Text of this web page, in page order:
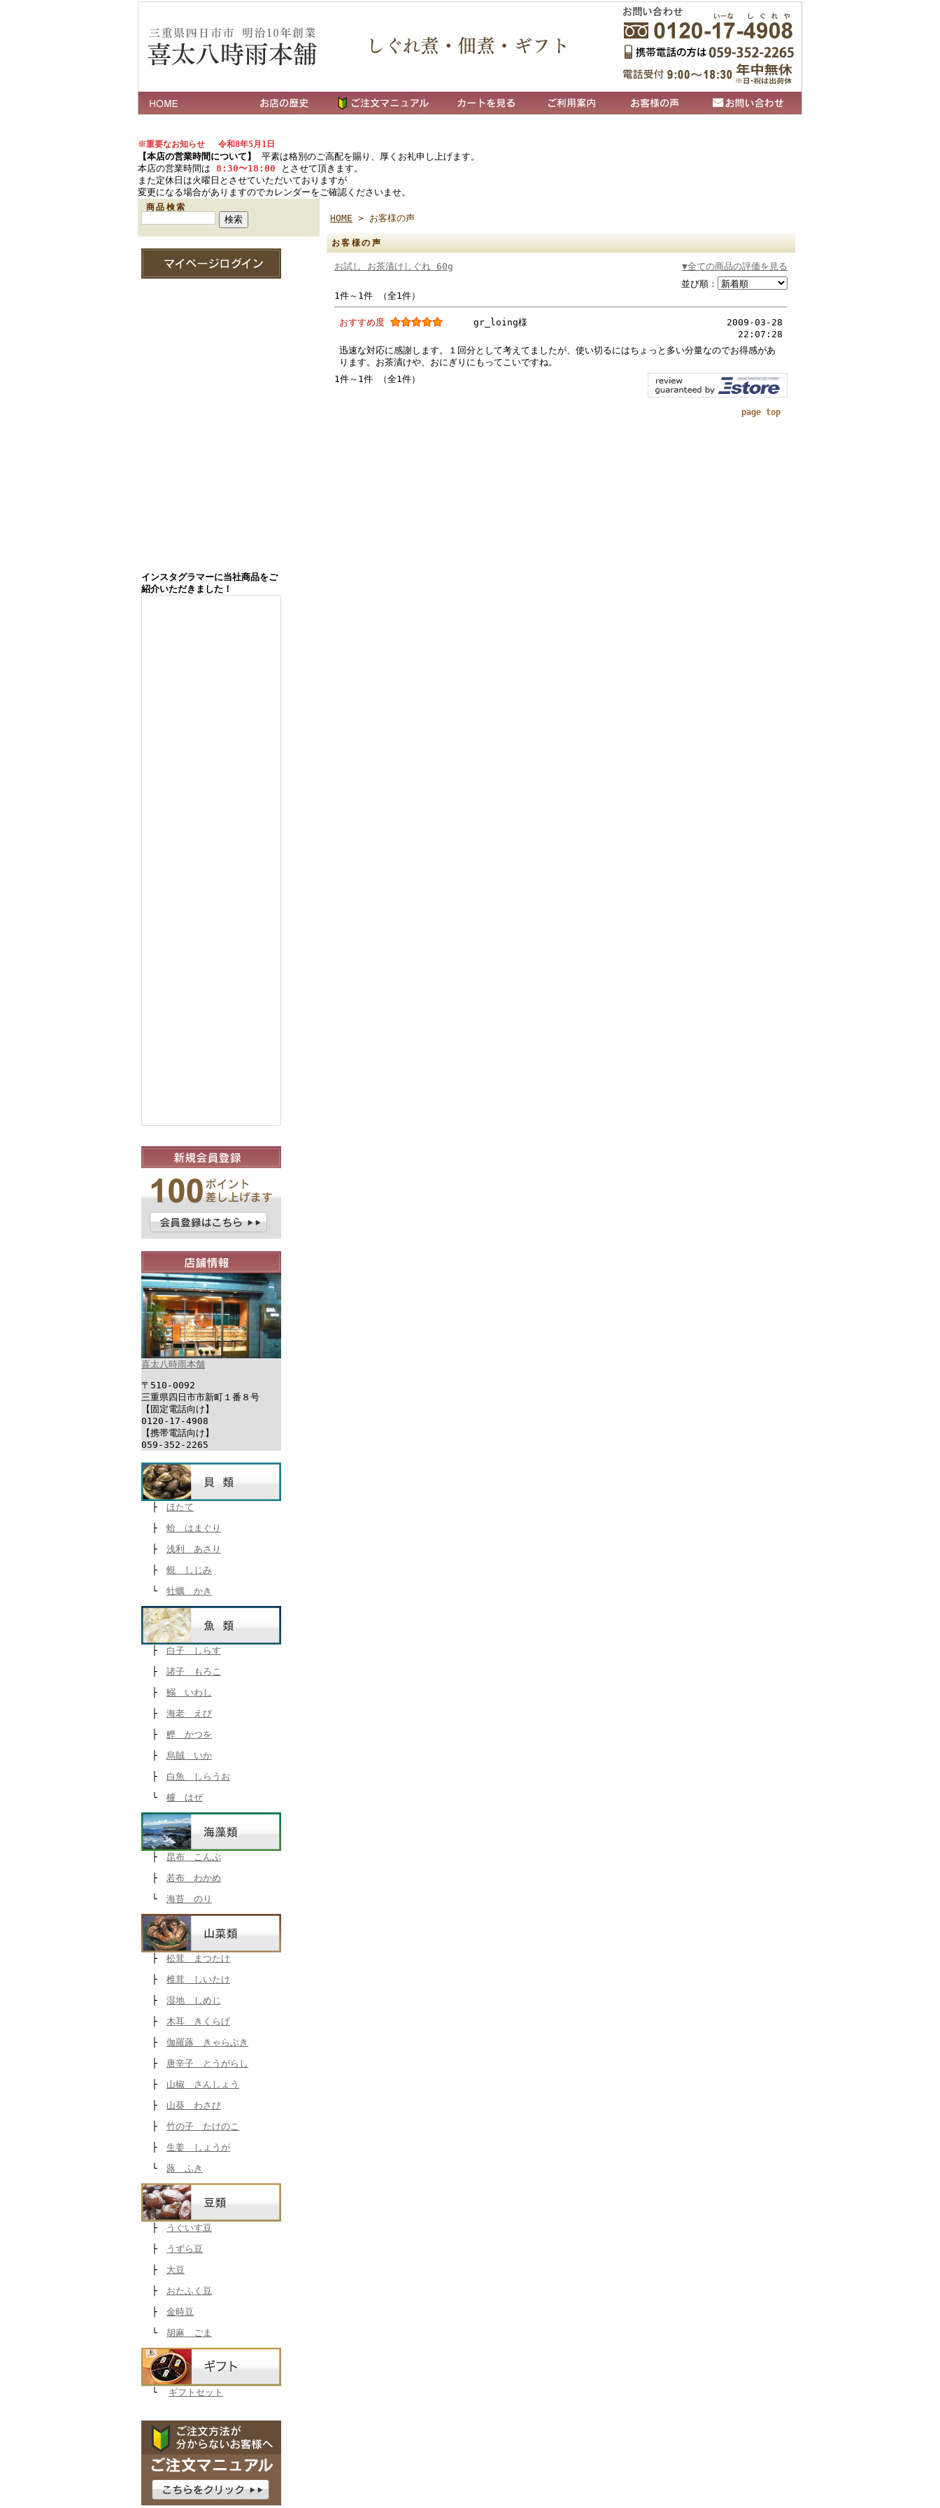
※重要なお知らせ 令和8年5月1日
【本店の営業時間について】
平素は格別のご高配を賜り、厚くお礼申し上げます。
本店の営業時間は 8:30〜18:00 とさせて頂きます。
また定休日は火曜日とさせていただいておりますが
変更になる場合がありますのでカレンダーをご確認くださいませ。
商品検索
インスタグラマーに当社商品をご
紹介いただきました！
喜太八時雨本舗
〒510-0092
三重県四日市市新町１番８号
【固定電話向け】
0120-17-4908
【携帯電話向け】
059-352-2265
├
ほたて
├
蛤 はまぐり
├
浅利 あさり
├
蜆 しじみ
└
牡蠣 かき
├
白子 しらす
├
諸子 もろこ
├
鰯 いわし
├
海老 えび
├
鰹 かつを
├
烏賊 いか
├
白魚 しらうお
└
櫨 はぜ
├
昆布 こんぶ
├
若布 わかめ
└
海苔 のり
├
松茸 まつたけ
├
椎茸 しいたけ
├
湿地 しめじ
├
木耳 きくらげ
├
伽羅蕗 きゃらぶき
├
唐辛子 とうがらし
├
山椒 さんしょう
├
山葵 わさび
├
竹の子 たけのこ
├
生姜 しょうが
└
蕗 ふき
├
うぐいす豆
├
うずら豆
├
大豆
├
おたふく豆
├
金時豆
└
胡麻 ごま
└ ギフトセット
HOME > お客様の声
お客様の声
お試し お茶漬けしぐれ 60g
▼全ての商品の評価を見る
並び順：
1件～1件 （全1件）
おすすめ度 gr_loing様
2009-03-28
22:07:28
迅速な対応に感謝します。１回分として考えてましたが、使い切るにはちょっと多い分量なのでお得感があ
ります。お茶漬けや、おにぎりにもってこいですね。
1件～1件 （全1件）
page top